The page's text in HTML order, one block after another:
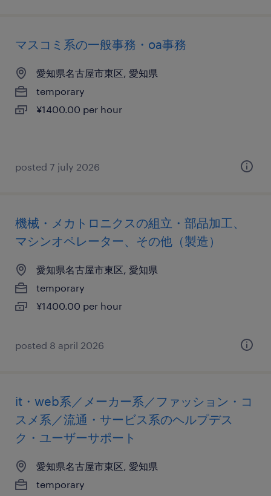
マスコミ系の一般事務・oa事務
愛知県名古屋市東区, 愛知県
temporary
¥1400.00 per hour
posted 7 july 2026
機械・メカトロニクスの組立・部品加工、
マシンオペレーター、その他（製造）
愛知県名古屋市東区, 愛知県
temporary
¥1400.00 per hour
posted 8 april 2026
it・web系／メーカー系／ファッション・コ
スメ系／流通・サービス系のヘルプデス
ク・ユーザーサポート
愛知県名古屋市東区, 愛知県
temporary